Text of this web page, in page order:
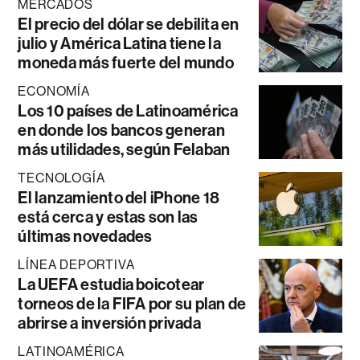
MERCADOS
El precio del dólar se debilita en
julio y América Latina tiene la
moneda más fuerte del mundo
ECONOMÍA
Los 10 países de Latinoamérica
en donde los bancos generan
más utilidades, según Felaban
TECNOLOGÍA
El lanzamiento del iPhone 18
está cerca y estas son las
últimas novedades
LÍNEA DEPORTIVA
La UEFA estudia boicotear
torneos de la FIFA por su plan de
abrirse a inversión privada
LATINOAMÉRICA